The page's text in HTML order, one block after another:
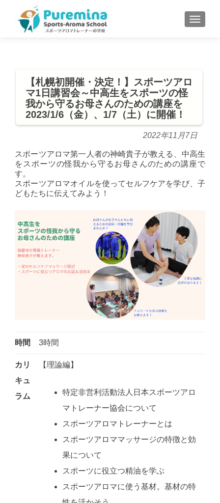
MENU
【札幌初開催・決定！】スポーツアロ
マ1日講習会～中高生をスポーツの怪
我から守るお母さんのための講座を
2023/1/6（金）、1/7（土）に開催！
2022年11月7日
スポーツアロマ第一人者の神崎貴子が教える、中高生
をスポーツの怪我から守るお母さんのための講座で
す。
スポーツアロマオイルを使ってセルフケアを学び、子
どもたちに伝えてみよう！
時間 3時間
カリ
キュ
ラム
【理論編】
特定非営利活動法人日本スポーツアロ
マトレーナー協会について
スポーツアロマトレーナーとは
スポーツアロママッサージの特徴と効
果について
スポーツに役立つ精油を学ぶ
スポーツアロマに使う基材。基材の特